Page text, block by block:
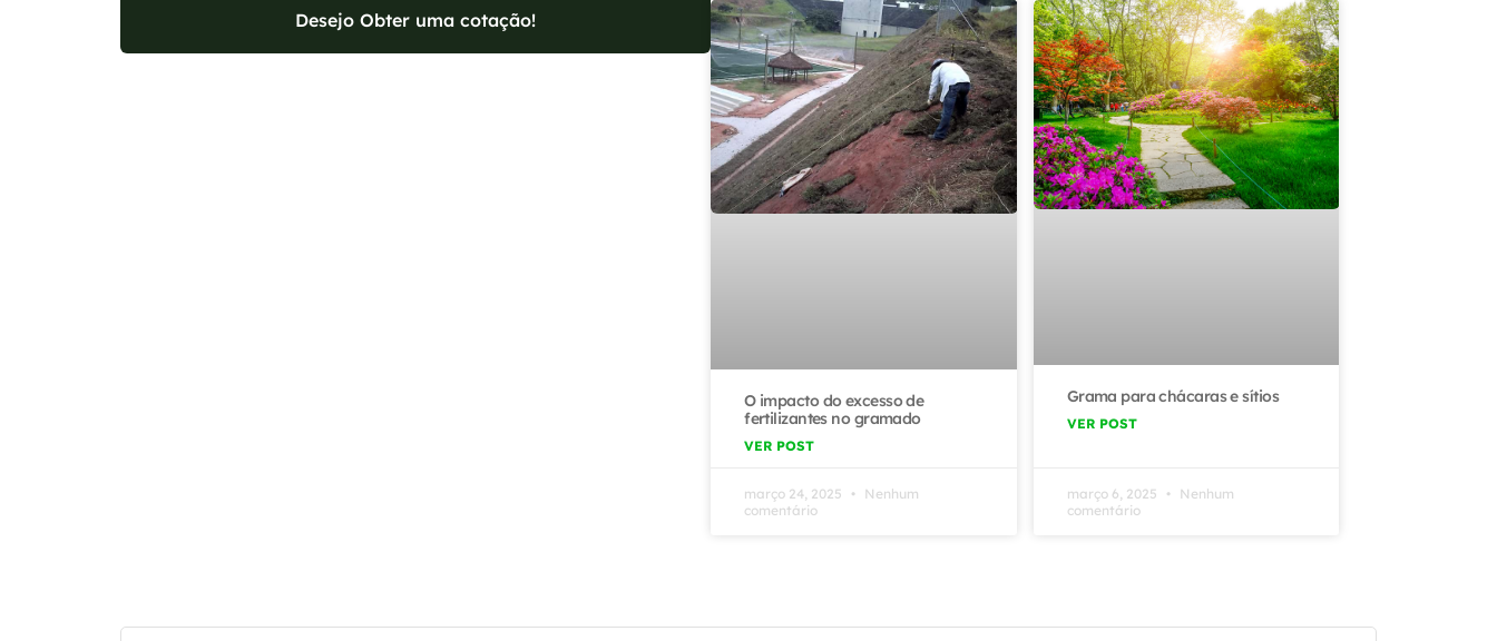
Desejo Obter uma cotação!
O impacto do excesso de
fertilizantes no gramado
VER POST
março 24, 2025
Nenhum
comentário
Grama para chácaras e sítios
VER POST
março 6, 2025
Nenhum
comentário